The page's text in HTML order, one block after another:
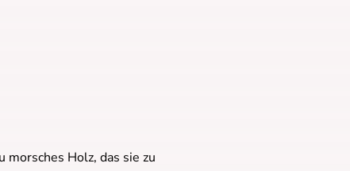
Holz, das sie zu